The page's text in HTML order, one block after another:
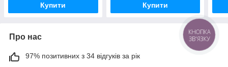
Купити Купити
Про нас
97% позитивних з 34 відгуків за рік
КНОПКА
ЗВ'ЯЗКУ